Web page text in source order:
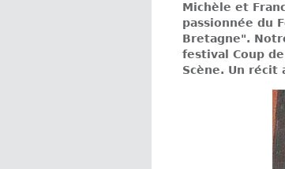
Michèle et
passionnée du
Bretagne".
festival Coup
Scène. Un récit